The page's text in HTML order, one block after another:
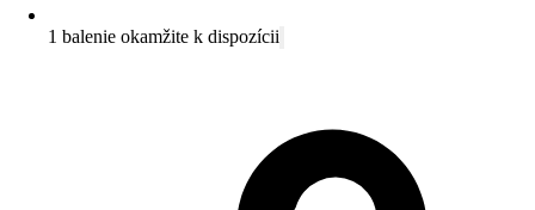
1 balenie okamžite k dispozícii